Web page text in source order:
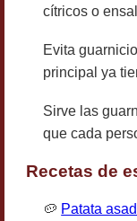
cítricos o
Evita
principal ya
Sirve las
que cada
Recetas de
🥔 Patata